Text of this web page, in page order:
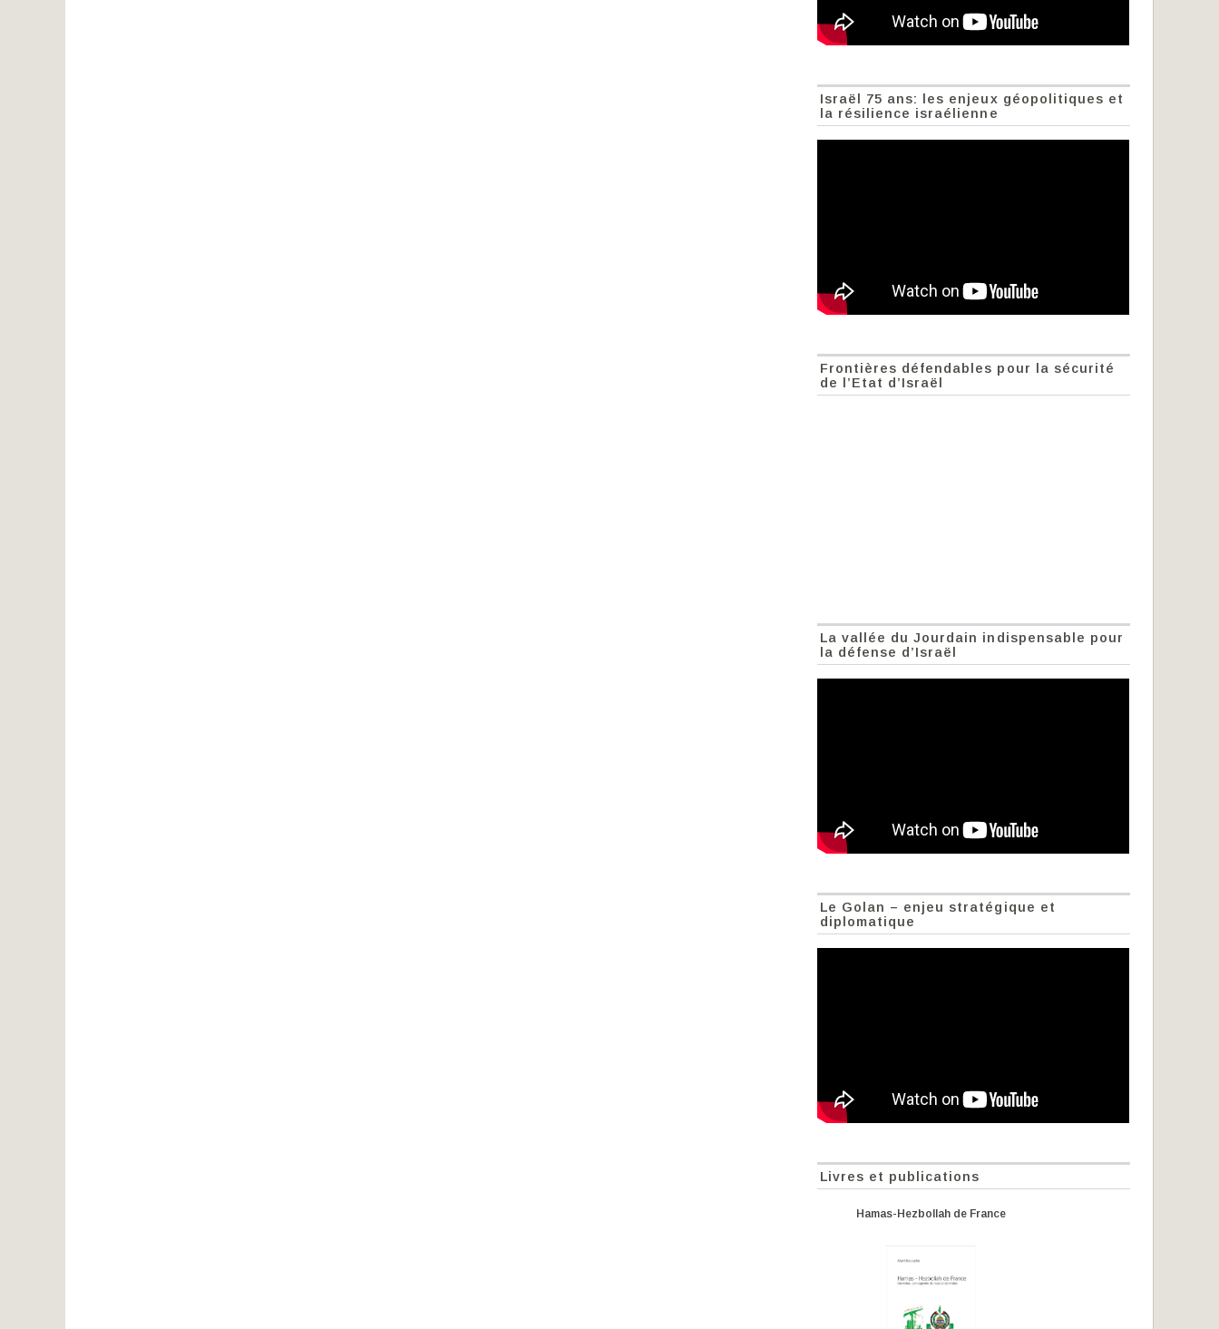
Israël 75 ans: les enjeux géopolitiques et
la résilience israélienne
Frontières défendables pour la sécurité
de l’Etat d’Israël
La vallée du Jourdain indispensable pour
la défense d’Israël
Le Golan – enjeu stratégique et
diplomatique
Livres et publications
Hamas-Hezbollah de France